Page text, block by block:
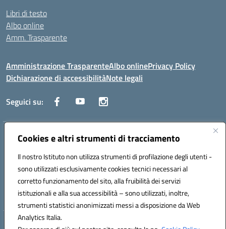
Cookies e altri strumenti di tracciamento
Il nostro Istituto non utilizza strumenti di profilazione degli utenti -
sono utilizzati esclusivamente cookies tecnici necessari al
corretto funzionamento del sito, alla fruibilità dei servizi
istituzionali e alla sua accessibilità – sono utilizzati, inoltre,
strumenti statistici anonimizzati messi a disposizione da Web
Analytics Italia.
Libri di testo
Albo online
Amm. Trasparente
Amministrazione TrasparenteAlbo onlinePrivacy Policy
Dichiarazione di accessibilitàNote legali
Seguici su:
Indirizzo:Lecce
Posta elettronica certificata (PEC):leis03400t@pec.istruzione.it
Codice fiscale: 80010750752
Codice meccanografico: leis03400t
Hosting & Powered by 3D Solution S.r.l.